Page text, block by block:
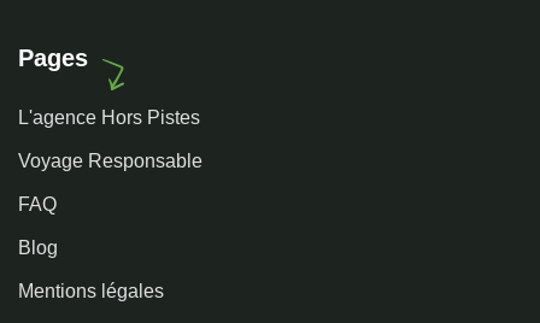
Pages
L'agence Hors Pistes
Voyage Responsable
FAQ
Blog
Mentions légales